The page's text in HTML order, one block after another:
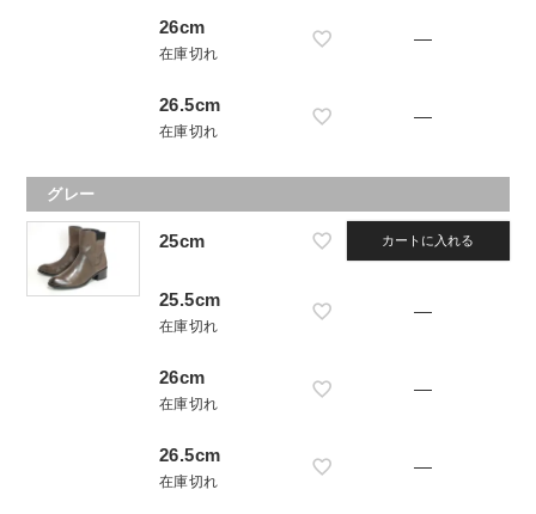
26cm
在庫切れ
—
26.5cm
在庫切れ
—
グレー
25cm カートに入れる
25.5cm
在庫切れ
—
26cm
在庫切れ
—
26.5cm
在庫切れ
—